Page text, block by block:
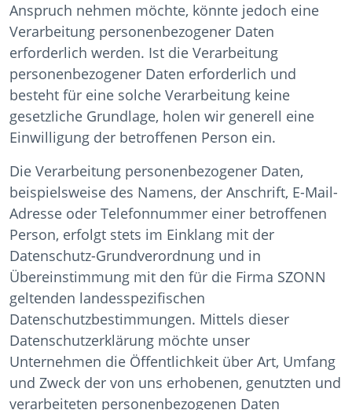
Anspruch nehmen möchte, könnte jedoch eine
Verarbeitung personenbezogener Daten
erforderlich werden. Ist die Verarbeitung
personenbezogener Daten erforderlich und
besteht für eine solche Verarbeitung keine
gesetzliche Grundlage, holen wir generell eine
Einwilligung der betroffenen Person ein.
Die Verarbeitung personenbezogener Daten,
beispielsweise des Namens, der Anschrift, E-Mail-
Adresse oder Telefonnummer einer betroffenen
Person, erfolgt stets im Einklang mit der
Datenschutz-Grundverordnung und in
Übereinstimmung mit den für die Firma SZONN
geltenden landesspezifischen
Datenschutzbestimmungen. Mittels dieser
Datenschutzerklärung möchte unser
Unternehmen die Öffentlichkeit über Art, Umfang
und Zweck der von uns erhobenen, genutzten und
verarbeiteten personenbezogenen Daten